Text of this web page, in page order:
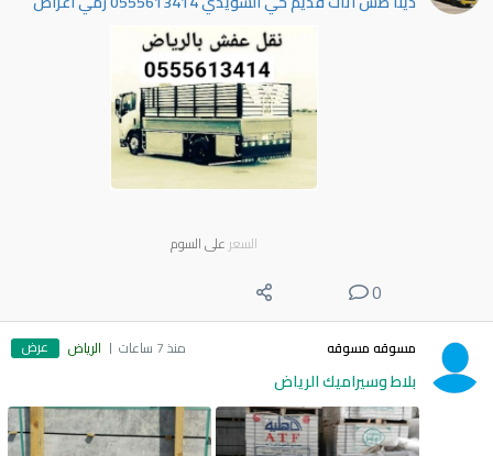
السعر على السوم
0
مسوقه مسوقه منذ 7 ساعات الرياض عرض
بلاط وسيراميك الرياض